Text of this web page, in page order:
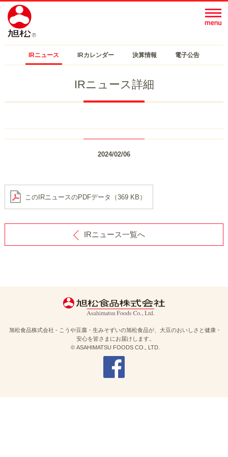
IRニュース IRカレンダー 決算情報 電子公告
IRニュース詳細
2024/02/06
このIRニュースのPDFデータ（369 KB）
IRニュース一覧へ
旭松食品株式会社 - こうや豆腐・生みそずいの旭松食品が、大豆のおいしさと健康・
安心を皆さまにお届けします。
© ASAHIMATSU FOODS CO., LTD.